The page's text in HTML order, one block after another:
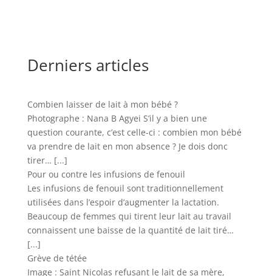
Derniers articles
Combien laisser de lait à mon bébé ?
Photographe : Nana B Agyei S’il y a bien une
question courante, c’est celle-ci : combien mon bébé
va prendre de lait en mon absence ? Je dois donc
tirer… [...]
Pour ou contre les infusions de fenouil
Les infusions de fenouil sont traditionnellement
utilisées dans l’espoir d’augmenter la lactation.
Beaucoup de femmes qui tirent leur lait au travail
connaissent une baisse de la quantité de lait tiré…
[...]
Grève de tétée
Image : Saint Nicolas refusant le lait de sa mère,